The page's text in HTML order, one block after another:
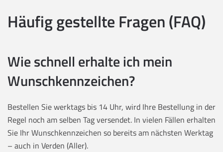
Häufig gestellte Fragen (FAQ)
Wie schnell erhalte ich mein
Wunschkennzeichen?
Bestellen Sie werktags bis 14 Uhr, wird Ihre Bestellung in der
Regel noch am selben Tag versendet. In vielen Fällen erhalten
Sie Ihr Wunschkennzeichen so bereits am nächsten Werktag
– auch in Verden (Aller).